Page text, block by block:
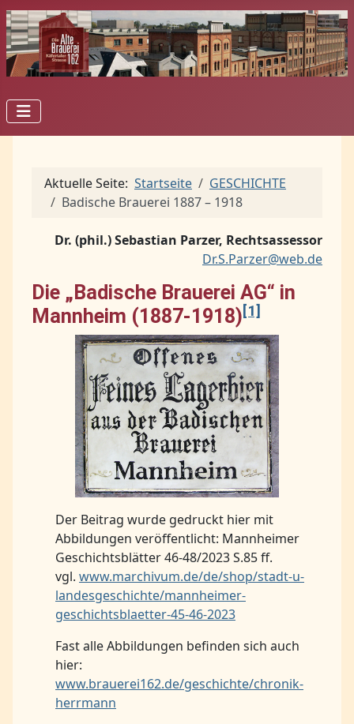
Aktuelle Seite: Startseite
GESCHICHTE
Badische Brauerei 1887 – 1918
Dr. (phil.) Sebastian Parzer, Rechtsassessor
Dr.S.Parzer@web.de
Die „Badische Brauerei AG“ in
Mannheim (1887-1918)[1]
Der Beitrag wurde gedruckt hier mit
Abbildungen veröffentlicht: Mannheimer
Geschichtsblätter 46-48/2023 S.85 ff.
vgl. www.marchivum.de/de/shop/stadt-u-
landesgeschichte/mannheimer-
geschichtsblaetter-45-46-2023
Fast alle Abbildungen befinden sich auch
hier:
www.brauerei162.de/geschichte/chronik-
herrmann